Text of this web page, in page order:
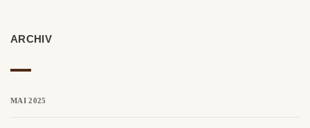
ARCHIV
MAI 2025